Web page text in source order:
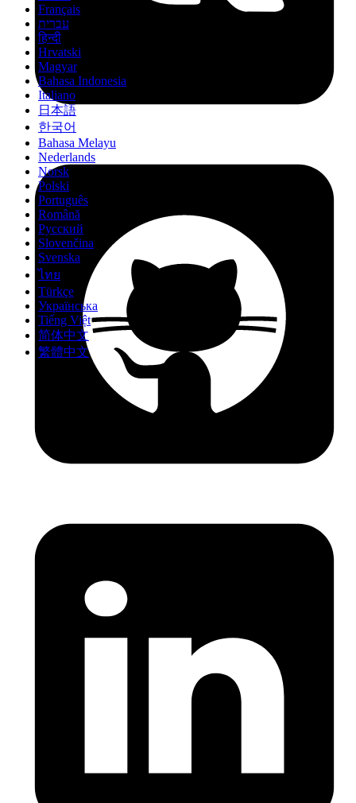
Français
עברית
हिन्दी
Hrvatski
Magyar
Bahasa Indonesia
Italiano
日本語
한국어
Bahasa Melayu
Nederlands
Norsk
Polski
Português
Română
Русский
Slovenčina
Svenska
ไทย
Türkçe
Українська
Tiếng Việt
简体中文
繁體中文